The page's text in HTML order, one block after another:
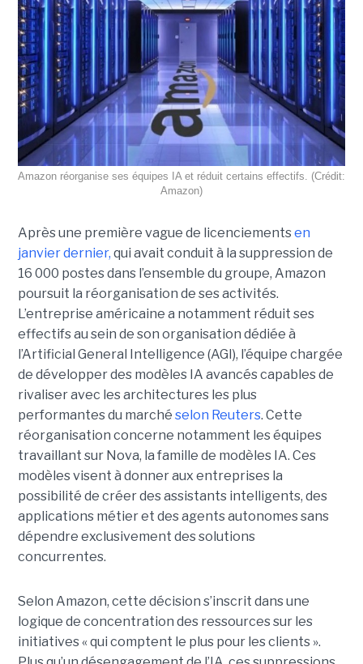
Amazon réorganise ses équipes IA et réduit certains effectifs. (Crédit:
Amazon)
Après une première vague de licenciementsen
janvier dernier, qui avait conduit à la suppression de
16 000 postes dans l’ensemble du groupe, Amazon
poursuit la réorganisation de ses activités.
L’entreprise américaine a notamment réduit ses
effectifs au sein de son organisation dédiée à
l’Artificial General Intelligence (AGI), l’équipe chargée
de développer des modèles IA avancés capables de
rivaliser avec les architectures les plus
performantes du marché selon Reuters. Cette
réorganisation concerne notamment les équipes
travaillant sur Nova, la famille de modèles IA. Ces
modèles visent à donner aux entreprises la
possibilité de créer des assistants intelligents, des
applications métier et des agents autonomes sans
dépendre exclusivement des solutions
concurrentes.
Selon Amazon, cette décision s’inscrit dans une
logique de concentration des ressources sur les
initiatives « qui comptent le plus pour les clients ».